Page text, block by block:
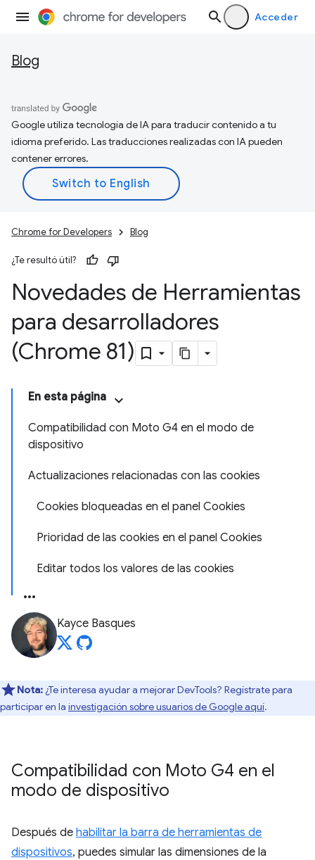
Acceder
Blog
Google utiliza tecnología de IA para traducir contenido a tu
idioma preferido. Las traducciones realizadas con IA pueden
contener errores.
Chrome for Developers Blog
¿Te resultó útil?
Novedades de Herramientas
para desarrolladores
(Chrome 81)
En esta página
Compatibilidad con Moto G4 en el modo de
dispositivo
Actualizaciones relacionadas con las cookies
Cookies bloqueadas en el panel Cookies
Prioridad de las cookies en el panel Cookies
Editar todos los valores de las cookies
Kayce Basques
Nota: ¿Te interesa ayudar a mejorar DevTools? Regístrate para
participar en la investigación sobre usuarios de Google aquí.
Compatibilidad con Moto G4 en el
modo de dispositivo
Después de habilitar la barra de herramientas de
dispositivos, puedes simular las dimensiones de la